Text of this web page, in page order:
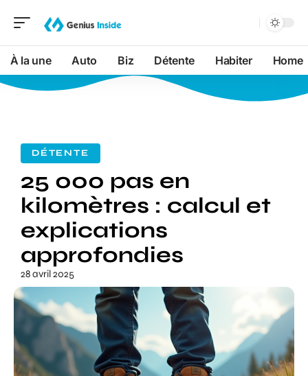
À la une Auto Biz Détente Habiter Home
DÉTENTE
25 000 pas en
kilomètres : calcul et
explications
approfondies
28 avril 2025